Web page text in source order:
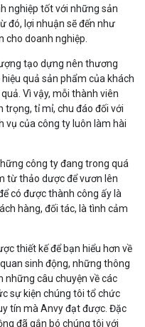
nghiệp tốt với những sản
đó, lợi nhuận sẽ đến như
cho doanh nghiệp.
tạo dựng nên thương
hiệu quả sản phẩm của khách
Vì vậy, mỗi thành viên
trọng, tỉ mỉ, chu đáo đối với
vụ của công ty luôn làm hài
công ty đang trong quá
từ thảo dược để vươn lên
có được thành công ấy là
hàng, đối tác, là tình cảm
thiết kế để bạn hiểu hơn về
sinh động, những thông
những câu chuyện về các
sự kiện chúng tôi tổ chức
tín mà Anvy đạt được. Đặc
đã gắn bó chúng tôi với